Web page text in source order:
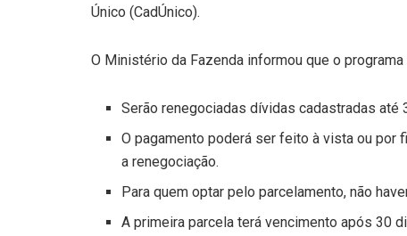
Único (CadÚnico).
O Ministério da Fazenda informou que o
Serão renegociadas dívidas cadastradas até
O pagamento poderá ser feito à vista ou por
a renegociação.
Para quem optar pelo parcelamento, não
A primeira parcela terá vencimento após 30